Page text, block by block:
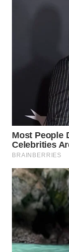
LABUANBAJO
BORNEO
Wahana
Media
WAHANA
NEWS
TANI